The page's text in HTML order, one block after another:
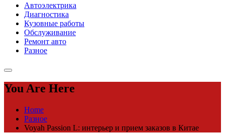
Автоэлектрика
Диагностика
Кузовные работы
Обслуживание
Ремонт авто
Разное
You Are Here
Home
Разное
Voyah Passion L: интерьер и прием заказов в Китае